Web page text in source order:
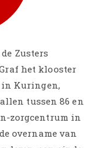
Zusters
het klooster
in Kuringen,
tussen 86 en
zorgcentrum in
overname van